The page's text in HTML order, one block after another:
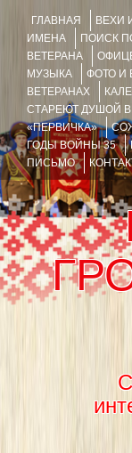
ГЛАВНАЯ ВЕХИ
ИМЕНА
ПОИСК
ВЕТЕРАНА
МУЗЫКА
ФОТО И
ВЕТЕРАНАХ
СТАРЕЮТ ДУШОЙ
«ПЕРВИЧКА»
ГОДЫ ВОЙНЫ 35
ПИСЬМО